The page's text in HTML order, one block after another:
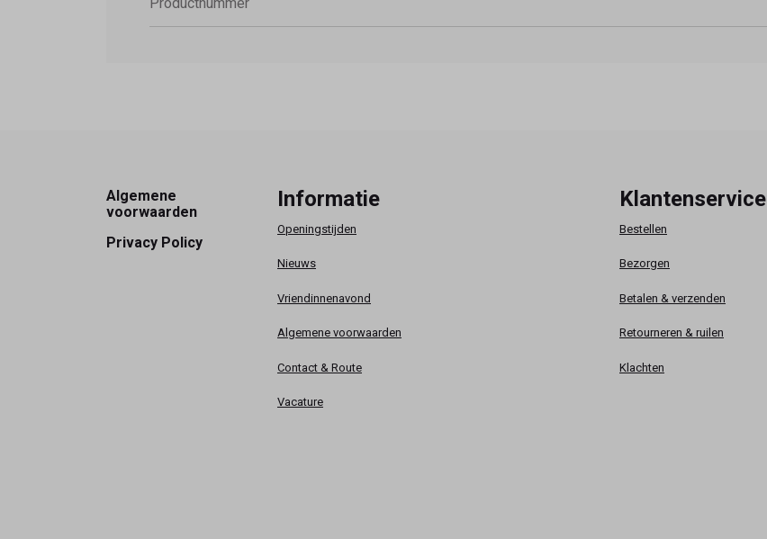
Footer
Algemene
voorwaarden
Privacy Policy
Informatie
Openingstijden
Nieuws
Vriendinnenavond
Algemene voorwaarden
Contact & Route
Vacature
Klantenservice
Bestellen
Bezorgen
Betalen & verzenden
Retourneren & ruilen
Klachten